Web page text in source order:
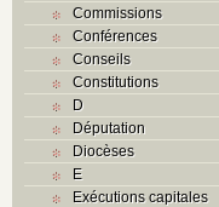
Commissions
Conférences
Conseils
Constitutions
D
Députation
Diocèses
E
Exécutions capitales